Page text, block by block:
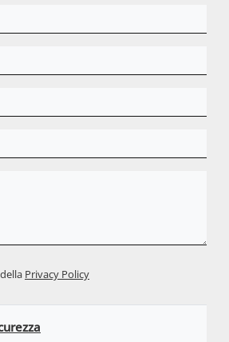
Privacy Policy